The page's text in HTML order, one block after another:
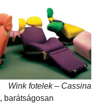
Wink fotelek – Cassina
barátságosan